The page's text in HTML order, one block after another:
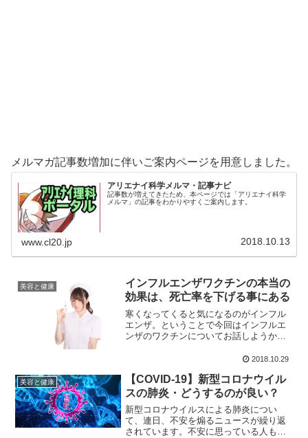
メルマガ記事数増加に伴いご案内ページを用意しました。
アリエナイ科学メルマ・記事ナビ
記事数が増えてきたため、本ページでは「アリエナイ科学
メルマ」の記事をわかりやすくご案内します。
www.cl20.jp 2018.10.13
美容と健康
インフルエンザワクチンの本当の
効果は、死亡率を下げる事にある
寒くなってくると気になるのがインフル
エンザ。ということで今回はインフルエ
ンザのワクチンについてお話しようかと
重傷化せず、そして死亡確率を下げる、
2018.10.29
美容と健康
【COVID-19】新型コロナウイル
スの肺炎・どうするのが良い？
新型コロナウイルスによる肺炎につい
て、連日、不安を煽るニュースが繰り返
されています。不安に思っている人も多